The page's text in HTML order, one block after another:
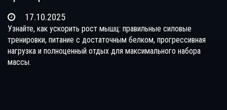
17.10.2025
Узнайте, как ускорить рост мышц: правильные силовые
тренировки, питание с достаточным белком, прогрессивная
нагрузка и полноценный отдых для максимального набора
массы.